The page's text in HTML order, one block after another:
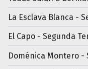
La Esclava Blanca -
El Capo - Segunda
Doménica Montero -